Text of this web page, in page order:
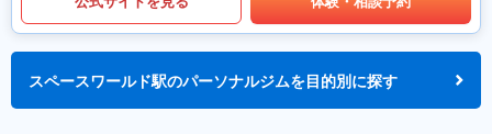
スペースワールド駅のパーソナルジムを目的別に探す